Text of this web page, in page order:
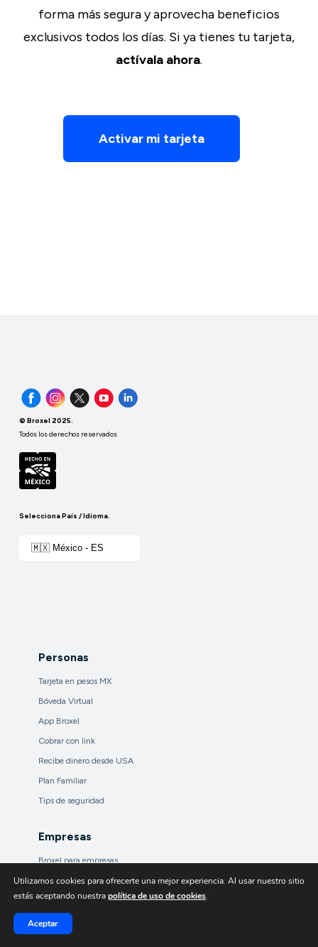
forma más segura y aprovecha beneficios
exclusivos todos los días. Si ya tienes tu tarjeta,
actívala ahora.
Activar mi tarjeta
© Broxel 2025.
Todos los derechos reservados
Selecciona País / Idioma.
🇲🇽 México - ES
Personas
Tarjeta en pesos MX
Bóveda Virtual
App Broxel
Cobrar con link
Recibe dinero desde USA
Plan Familiar
Tips de seguridad
Empresas
Broxel para empresas
TENGO! By Broxel
Quienes somos
Sobre Broxel
Utilizamos cookies para ofrecerte una mejor experiencia. Al usar nuestro sitio
estás aceptando nuestrapolítica de uso de cookies.
Aceptar